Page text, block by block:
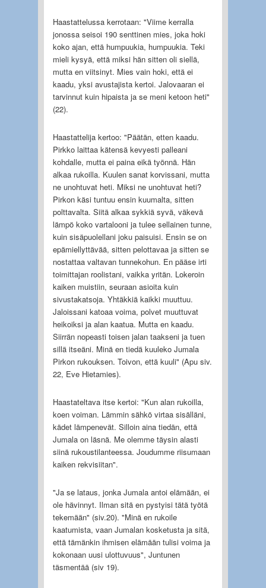
Haastattelussa kerrotaan: "Viime kerralla
jonossa seisoi 190 senttinen mies, joka hoki
koko ajan, että humpuukia, humpuukia. Teki
mieli kysyä, että miksi hän sitten oli siellä,
mutta en viitsinyt. Mies vain hoki, että ei
kaadu, yksi avustajista kertoi. Jalovaaran ei
tarvinnut kuin hipaista ja se meni ketoon heti"
(22).
Haastattelija kertoo: "Päätän, etten kaadu.
Pirkko laittaa kätensä kevyesti palleani
kohdalle, mutta ei paina eikä työnnä. Hän
alkaa rukoilla. Kuulen sanat korvissani, mutta
ne unohtuvat heti. Miksi ne unohtuvat heti?
Pirkon käsi tuntuu ensin kuumalta, sitten
polttavalta. Siitä alkaa sykkiä syvä, väkevä
lämpö koko vartalooni ja tulee sellainen tunne,
kuin sisäpuolellani joku paisuisi. Ensin se on
epämiellyttävää, sitten pelottavaa ja sitten se
nostattaa valtavan tunnekohun. En pääse irti
toimittajan roolistani, vaikka yritän. Lokeroin
kaiken muistiin, seuraan asioita kuin
sivustakatsoja. Yhtäkkiä kaikki muuttuu.
Jaloissani katoaa voima, polvet muuttuvat
heikoiksi ja alan kaatua. Mutta en kaadu.
Siirrän nopeasti toisen jalan taakseni ja tuen
sillä itseäni. Minä en tiedä kuuleko Jumala
Pirkon rukouksen. Toivon, että kuuli" (Apu siv.
22, Eve Hietamies).
Haastateltava itse kertoi: "Kun alan rukoilla,
koen voiman. Lämmin sähkö virtaa sisälläni,
kädet lämpenevät. Silloin aina tiedän, että
Jumala on läsnä. Me olemme täysin alasti
siinä rukoustilanteessa. Joudumme riisumaan
kaiken rekvisiitan".
"Ja se lataus, jonka Jumala antoi elämään, ei
ole hävinnyt. Ilman sitä en pystyisi tätä työtä
tekemään" (siv.20). "Minä en rukoile
kaatumista, vaan Jumalan kosketusta ja sitä,
että tämänkin ihmisen elämään tulisi voima ja
kokonaan uusi ulottuvuus", Juntunen
täsmentää (siv 19).